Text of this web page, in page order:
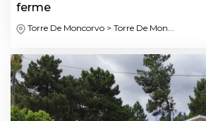
ferme
Torre De Moncorvo > Torre De Mon...